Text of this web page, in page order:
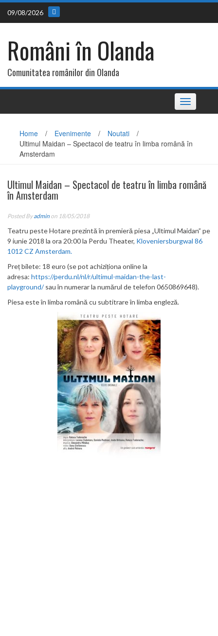
Skip
content
09/08/2026
Români în Olanda
Comunitatea românilor din Olanda
Toggle
navigation
Home / Evenimente / Noutati
/
Ultimul Maidan – Spectacol de teatru în limba română în
Amsterdam
Ultimul Maidan – Spectacol de teatru în limba română
în Amsterdam
Posted Byadmin on 18/05/2018
Teatru peste Hotare prezintă în premieră piesa „Ultimul Maidan” pe
9 iunie 2018 la ora 20:00 la Perdu Theater, Kloveniersburgwal 86
1012 CZ Amsterdam.
Preț bilete: 18 euro (se pot achiziționa online la
adresa: https://perdu.nl/nl/r/ultimul-maidan-the-last-
playground/sau în numerar la numărul de telefon 0650869648).
Piesa este în limba română cu subtitrare în limba engleză.